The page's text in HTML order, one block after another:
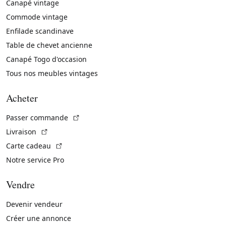
Canapé vintage
Commode vintage
Enfilade scandinave
Table de chevet ancienne
Canapé Togo d'occasion
Tous nos meubles vintages
Acheter
Passer commande
Livraison
Carte cadeau
Notre service Pro
Vendre
Devenir vendeur
Créer une annonce